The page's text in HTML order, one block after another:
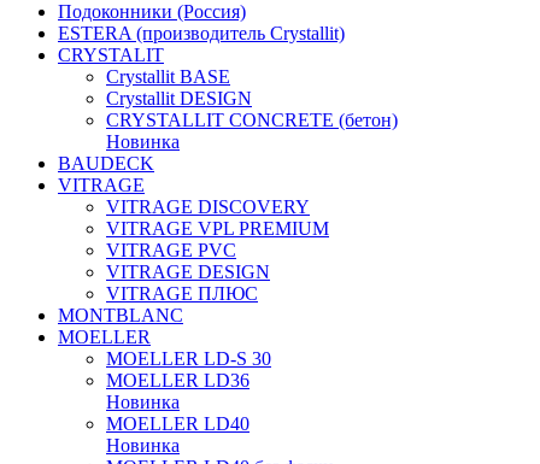
Подоконники (Россия)
ESTERA (производитель Crystallit)
CRYSTALIT
Crystallit BASE
Crystallit DESIGN
CRYSTALLIT CONCRETE (бетон)
Новинка
BAUDECK
VITRAGE
VITRAGE DISCOVERY
VITRAGE VPL PREMIUM
VITRAGE PVC
VITRAGE DESIGN
VITRAGE ПЛЮС
MONTBLANC
MOELLER
MOELLER LD-S 30
MOELLER LD36
Новинка
MOELLER LD40
Новинка